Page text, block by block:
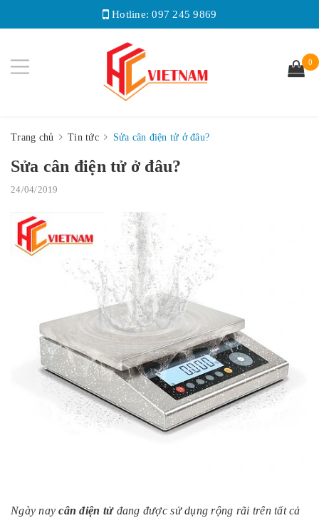
Hotline:097 245 9869
0
Trang chủ Tin tức Sửa cân điện tử ở đâu?
Sửa cân điện tử ở đâu?
24/04/2019
Ngày naycân điện tử đang được sử dụng rộng rãi trên tất cả